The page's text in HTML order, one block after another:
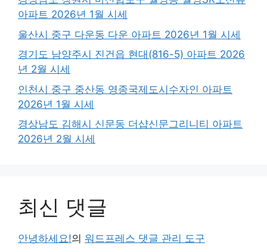
아파트 2026년 1월 시세
울산시 중구 다운동 다운 아파트 2026년 1월 시세
경기도 남양주시 진건읍 현대(816-5) 아파트 2026
년 2월 시세
인천시 중구 중산동 영종국제도시수자인 아파트
2026년 1월 시세
경상남도 김해시 신문동 더샵신문그리니티 아파트
2026년 2월 시세
최신 댓글
안녕하세요!의 워드프레스 댓글 관리 도구